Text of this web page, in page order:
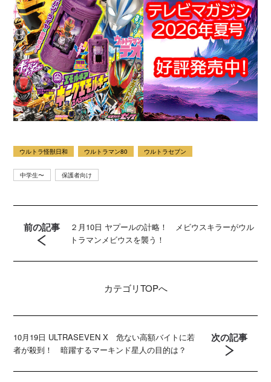
ウルトラ怪獣日和 ウルトラマン80 ウルトラセブン
中学生〜 保護者向け
前の記事
２月10日 ヤプールの計略！ メビウスキラーがウル
トラマンメビウスを襲う！
カテゴリTOPへ
10月19日 ULTRASEVEN X 危ない高額バイトに若
者が殺到！ 暗躍するマーキンド星人の目的は？
次の記事